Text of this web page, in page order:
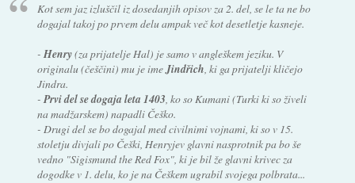
Kot sem jaz izluščil iz dosedanjih opisov za 2. del, se le ta ne bo
dogajal takoj po prvem delu ampak več kot desetletje kasneje.
- Henry(za prijatelje Hal) je samo v angleškem jeziku. V
originalu (češčini) mu je imeJindřich, ki ga prijatelji kličejo
Jindra.
- Prvi del se dogaja leta 1403, ko so Kumani (Turki ki so živeli
na madžarskem) napadli Češko.
- Drugi del se bo dogajal med civilnimi vojnami, ki so v 15.
stoletju divjali po Češki, Henryjev glavni nasprotnik pa bo še
vedno "Sigismund the Red Fox", ki je bil že glavni krivec za
dogodke v 1. delu, ko je na Češkem ugrabil svojega polbrata...